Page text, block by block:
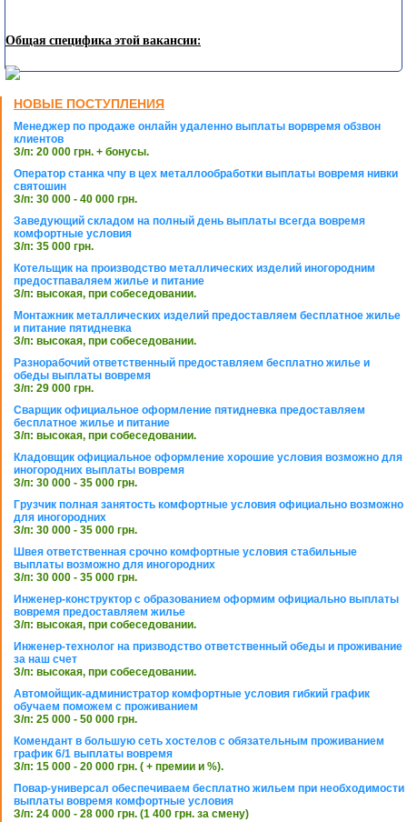
Общая специфика этой вакансии:
НОВЫЕ ПОСТУПЛЕНИЯ
Менеджер по продаже онлайн удаленно выплаты ворвремя обзвон
клиентов
З/п: 20 000 грн. + бонусы.
Оператор станка чпу в цех металлообработки выплаты вовремя нивки
святошин
З/п: 30 000 - 40 000 грн.
Заведующий складом на полный день выплаты всегда вовремя
комфортные условия
З/п: 35 000 грн.
Котельщик на производство металлических изделий иногородним
предостпаваляем жилье и питание
З/п: высокая, при собеседовании.
Монтажник металлических изделий предоставляем бесплатное жилье
и питание пятидневка
З/п: высокая, при собеседовании.
Разнорабочий ответственный предоставляем бесплатно жилье и
обеды выплаты вовремя
З/п: 29 000 грн.
Сварщик официальное оформление пятидневка предоставляем
бесплатное жилье и питание
З/п: высокая, при собеседовании.
Кладовщик официальное оформление хорошие условия возможно для
иногородних выплаты вовремя
З/п: 30 000 - 35 000 грн.
Грузчик полная занятость комфортные условия официально возможно
для иногородних
З/п: 30 000 - 35 000 грн.
Швея ответственная срочно комфортные условия стабильные
выплаты возможно для иногородних
З/п: 30 000 - 35 000 грн.
Инженер-конструктор с образованием оформим официально выплаты
вовремя предоставляем жилье
З/п: высокая, при собеседовании.
Инженер-технолог на призводство ответственный обеды и проживание
за наш счет
З/п: высокая, при собеседовании.
Автомойщик-администратор комфортные условия гибкий график
обучаем поможем с проживанием
З/п: 25 000 - 50 000 грн.
Комендант в большую сеть хостелов с обязательным проживанием
график 6/1 выплаты вовремя
З/п: 15 000 - 20 000 грн. ( + премии и %).
Повар-универсал обеспечиваем бесплатно жильем при необходимости
выплаты вовремя комфортные условия
З/п: 24 000 - 28 000 грн. (1 400 грн. за смену)